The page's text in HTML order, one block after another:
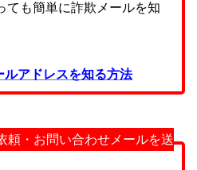
も簡単に詐欺メールを知
ルアドレスを知る方法
頼・お問い合わせメールを送